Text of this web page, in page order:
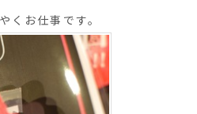
くお仕事です。